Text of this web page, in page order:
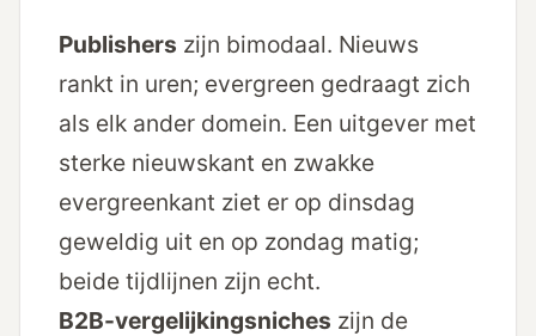
Publishers zijn bimodaal. Nieuws
rankt in uren; evergreen gedraagt zich
als elk ander domein. Een uitgever met
sterke nieuwskant en zwakke
evergreen­kant ziet er op dinsdag
geweldig uit en op zondag matig;
beide tijdlijnen zijn echt.
B2B-vergelijkings­niches zijn de